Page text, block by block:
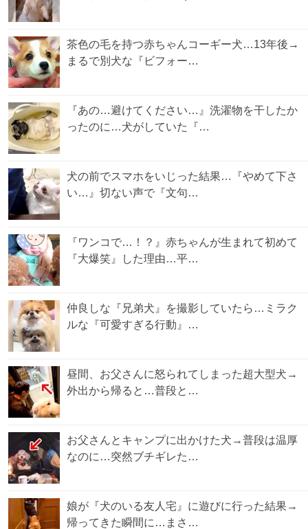
茶色の毛を持つ赤ちゃんコーギー犬…13年後→
まるで別犬な『ビフォー…
『あの…避けてください…』洗濯物を干したか
ったのに…犬がしていた『…
犬の前でスマホをいじった結果…『やめて下さ
い…』切ない声で『文句…
『ワンコで…！？』赤ちゃんが生まれて初めて
『大爆笑』した理由…平…
仲良しな『兄弟犬』を撮影していたら…ミラク
ルな『可愛すぎる行動』…
昼間、お父さんに怒られてしまった超大型犬→
外出から帰ると…普段と…
お父さんとキャンプに出かけた犬→普段は温厚
なのに…突然ブチギレた…
娘が『犬のいる友人宅』に遊びに行った結果→
帰ってきた瞬間に…まさ…